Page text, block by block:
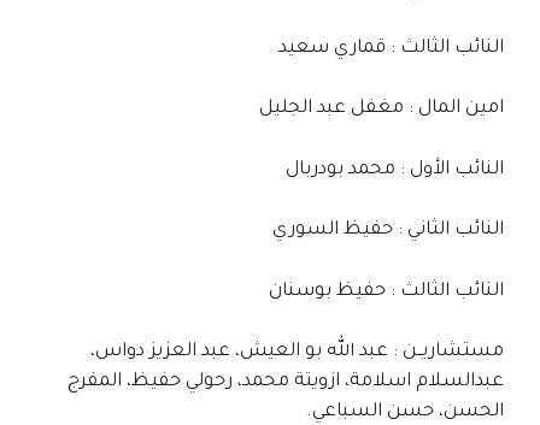
النائب الثالث : قماري سعيد
امين المال : مغفل عبد الجليل
النائب الأول : محمد بودربال
النائب الثاني : حفيظ السوري
النائب الثالث : حفيظ بوسنان
مستشاريــن : عبد الله بو العيش، عبد العزيز دواس،
عبدالسلام اسلامة، ازويتة محمد، رحولي حفيظ، المفرج
الحسن، حسن السباعي.